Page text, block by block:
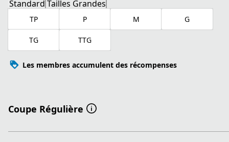
Standard Tailles Grandes
TP P M G
TG TTG
Les membres accumulent des récompenses
Coupe Régulière